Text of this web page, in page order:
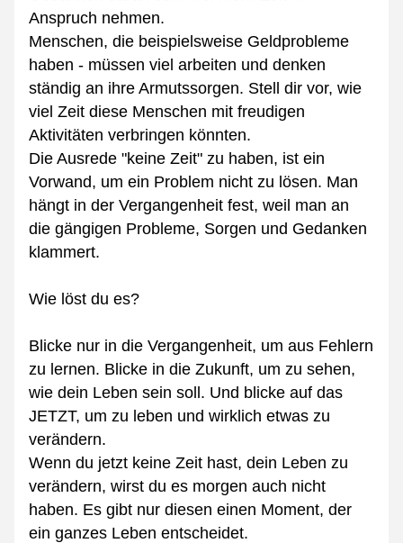
Anspruch nehmen.
Menschen, die beispielsweise Geldprobleme
haben - müssen viel arbeiten und denken
ständig an ihre Armutssorgen. Stell dir vor, wie
viel Zeit diese Menschen mit freudigen
Aktivitäten verbringen könnten.
Die Ausrede "keine Zeit" zu haben, ist ein
Vorwand, um ein Problem nicht zu lösen. Man
hängt in der Vergangenheit fest, weil man an
die gängigen Probleme, Sorgen und Gedanken
klammert.
Wie löst du es?
Blicke nur in die Vergangenheit, um aus Fehlern
zu lernen. Blicke in die Zukunft, um zu sehen,
wie dein Leben sein soll. Und blicke auf das
JETZT, um zu leben und wirklich etwas zu
verändern.
Wenn du jetzt keine Zeit hast, dein Leben zu
verändern, wirst du es morgen auch nicht
haben. Es gibt nur diesen einen Moment, der
ein ganzes Leben entscheidet.